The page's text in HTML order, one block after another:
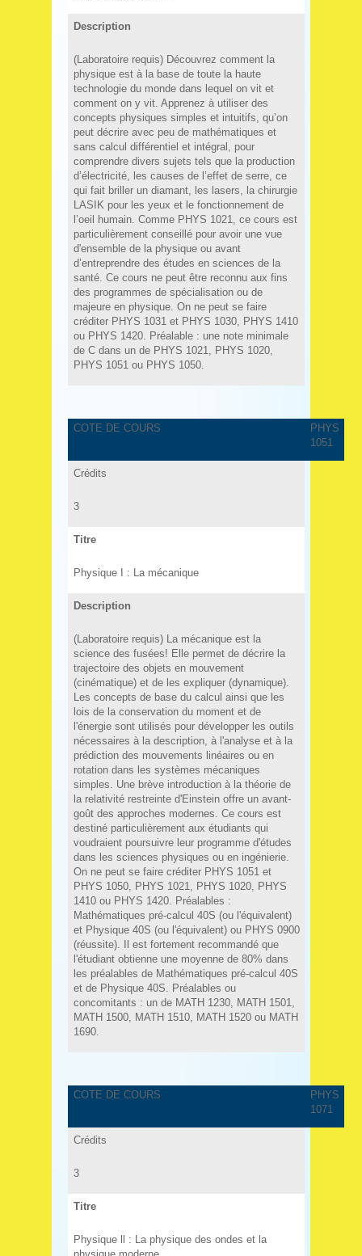
Description
(Laboratoire requis) Découvrez comment la
physique est à la base de toute la haute
technologie du monde dans lequel on vit et
comment on y vit. Apprenez à utiliser des
concepts physiques simples et intuitifs, qu’on
peut décrire avec peu de mathématiques et
sans calcul différentiel et intégral, pour
comprendre divers sujets tels que la production
d’électricité, les causes de l’effet de serre, ce
qui fait briller un diamant, les lasers, la chirurgie
LASIK pour les yeux et le fonctionnement de
l’oeil humain. Comme PHYS 1021, ce cours est
particulièrement conseillé pour avoir une vue
d'ensemble de la physique ou avant
d’entreprendre des études en sciences de la
santé. Ce cours ne peut être reconnu aux fins
des programmes de spécialisation ou de
majeure en physique. On ne peut se faire
créditer PHYS 1031 et PHYS 1030, PHYS 1410
ou PHYS 1420. Préalable : une note minimale
de C dans un de PHYS 1021, PHYS 1020,
PHYS 1051 ou PHYS 1050.
COTE DE COURS
PHYS
1051
Crédits
3
Titre
Physique I : La mécanique
Description
(Laboratoire requis) La mécanique est la
science des fusées! Elle permet de décrire la
trajectoire des objets en mouvement
(cinématique) et de les expliquer (dynamique).
Les concepts de base du calcul ainsi que les
lois de la conservation du moment et de
l'énergie sont utilisés pour développer les outils
nécessaires à la description, à l'analyse et à la
prédiction des mouvements linéaires ou en
rotation dans les systèmes mécaniques
simples. Une brève introduction à la théorie de
la relativité restreinte d'Einstein offre un avant-
goût des approches modernes. Ce cours est
destiné particulièrement aux étudiants qui
voudraient poursuivre leur programme d'études
dans les sciences physiques ou en ingénierie.
On ne peut se faire créditer PHYS 1051 et
PHYS 1050, PHYS 1021, PHYS 1020, PHYS
1410 ou PHYS 1420. Préalables :
Mathématiques pré-calcul 40S (ou l'équivalent)
et Physique 40S (ou l'équivalent) ou PHYS 0900
(réussite). Il est fortement recommandé que
l'étudiant obtienne une moyenne de 80% dans
les préalables de Mathématiques pré-calcul 40S
et de Physique 40S. Préalables ou
concomitants : un de MATH 1230, MATH 1501,
MATH 1500, MATH 1510, MATH 1520 ou MATH
1690.
COTE DE COURS
PHYS
1071
Crédits
3
Titre
Physique ll : La physique des ondes et la
physique moderne